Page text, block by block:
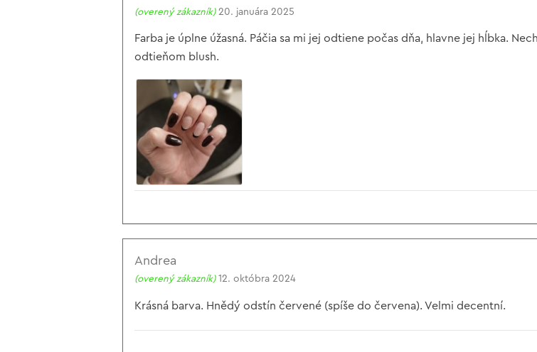
(overený zákazník) 20. januára 2025
Farba je úplne úžasná. Páčia sa mi jej odtiene počas dňa, hlavne jej hĺbka.
odtieňom blush.
Andrea
(overený zákazník) 12. októbra 2024
Krásná barva. Hnědý odstín červené (spíše do červena). Velmi decentní.